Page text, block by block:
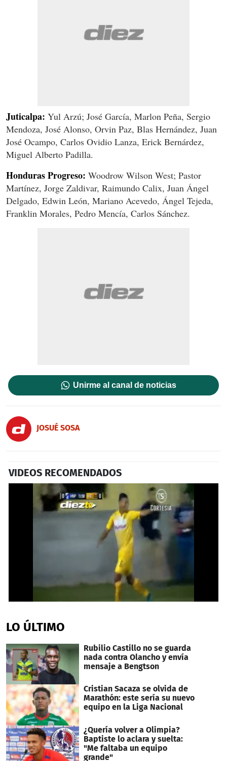
Juticalpa: Yul Arzú; José García, Marlon Peña, Sergio
Mendoza, José Alonso, Orvin Paz, Blas Hernández, Juan
José Ocampo, Carlos Ovidio Lanza, Erick Bernárdez,
Miguel Alberto Padilla.
Honduras Progreso: Woodrow Wilson West; Pastor
Martínez, Jorge Zaldivar, Raimundo Calix, Juan Ángel
Delgado, Edwin León, Mariano Acevedo, Ángel Tejeda,
Franklin Morales, Pedro Mencía, Carlos Sánchez.
Unirme al canal de noticias
JOSUÉ SOSA
VIDEOS RECOMENDADOS
of
41
LO ÚLTIMO
Rubilio Castillo no se guarda
nada contra Olancho y envía
mensaje a Bengtson
Cristian Sacaza se olvida de
Marathón: este sería su nuevo
equipo en la Liga Nacional
¿Quería volver a Olimpia?
Baptiste lo aclara y suelta:
"Me faltaba un equipo
grande"